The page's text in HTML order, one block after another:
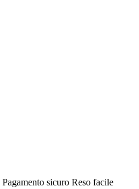
Pagamento sicuro Reso facile